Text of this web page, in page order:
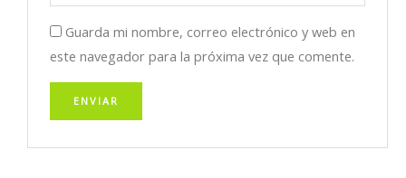
Guarda mi nombre, correo electrónico y web en
este navegador para la próxima vez que comente.